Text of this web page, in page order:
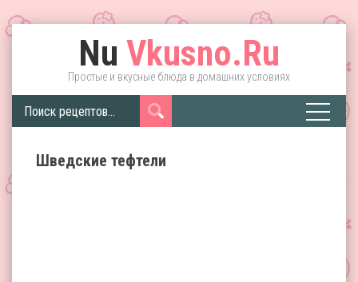
Nu Vkusno.Ru
Простые и вкусные блюда в домашних условиях
Шведские тефтели